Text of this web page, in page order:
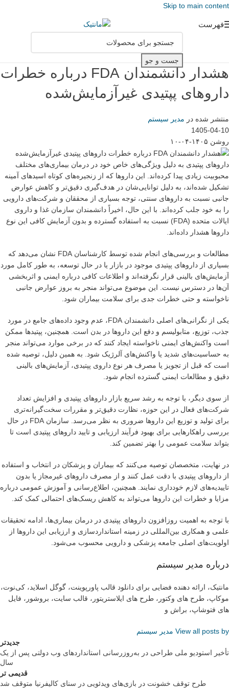
Skip to main content
فهرست
جست و جو
هشدار دانشمندان FDA درباره خطرات
داروهای پپتیدی غیرآزمایش‌شده
منتشر شده در مدیر سیستم
1405-04-10
روشن ۱۴۰۵-۰۴-۱۰
داروهای پپتیدی به دلیل ویژگی‌های خاص خود در درمان بیماری‌های مختلف
محبوبیت زیادی پیدا کرده‌اند. این داروها که از زنجیره‌های کوتاه اسیدهای آمینه
تشکیل شده‌اند، به دلیل توانایی‌شان در هدف‌گیری دقیق‌تر و کاهش عوارض
جانبی نسبت به داروهای سنتی، توجه بسیاری از محققان و شرکت‌های دارویی
را به خود جلب کرده‌اند. با این حال، اخیراً دانشمندان سازمان غذا و داروی
ایالات متحده (FDA) نسبت به استفاده گسترده و بدون آزمایش کافی این نوع
داروها هشدار داده‌اند.
مطالعات و بررسی‌های انجام شده توسط کارشناسان FDA نشان می‌دهد که
بسیاری از داروهای پپتیدی موجود در بازار یا در حال توسعه، به طور کامل مورد
آزمایش‌های بالینی قرار نگرفته‌اند و اطلاعات کافی درباره ایمنی و اثربخشی
آن‌ها در دسترس نیست. این موضوع می‌تواند منجر به بروز عوارض جانبی
ناخواسته و حتی خطرات جدی برای سلامت بیماران شود.
یکی از نگرانی‌های اصلی دانشمندان FDA، عدم وجود داده‌های جامع در مورد
جذب، توزیع، متابولیسم و دفع این داروها در بدن است. همچنین، پپتیدها ممکن
است واکنش‌های ایمنی ناخواسته ایجاد کنند که در برخی موارد می‌تواند منجر
به حساسیت‌های شدید یا واکنش‌های آلرژیک شود. به همین دلیل، توصیه شده
است که قبل از تجویز یا مصرف هر نوع داروی پپتیدی، آزمایش‌های بالینی
دقیق و مطالعات ایمنی گسترده انجام شود.
از سوی دیگر، با توجه به رشد سریع بازار داروهای پپتیدی و افزایش تعداد
شرکت‌های فعال در این حوزه، نظارت دقیق‌تر و مقررات سخت‌گیرانه‌تری
برای تولید و توزیع این داروها ضروری به نظر می‌رسد. سازمان FDA در حال
بررسی راهکارهایی برای بهبود فرآیند ارزیابی و تایید داروهای پپتیدی است تا
بتواند سلامت عمومی را بهتر تضمین کند.
در نهایت، متخصصان توصیه می‌کنند که بیماران و پزشکان در انتخاب و استفاده
از داروهای پپتیدی با دقت عمل کنند و از مصرف داروهای غیرمجاز یا بدون
تاییدیه‌های لازم خودداری نمایند. همچنین، اطلاع‌رسانی و آموزش عمومی درباره
مزایا و خطرات این داروها می‌تواند به کاهش ریسک‌های احتمالی کمک کند.
با توجه به اهمیت روزافزون داروهای پپتیدی در درمان بیماری‌ها، ادامه تحقیقات
علمی و همکاری بین‌المللی در زمینه استانداردسازی و ارزیابی این داروها از
اولویت‌های اصلی جامعه پزشکی و دارویی محسوب می‌شود.
درباره مدیر سیستم
مانتیک، ارائه دهنده فضایی برای دانلود قالب پاورپوینت، گوگل اسلاید، کی‌نوت،
موکاپ، طرح های وکتور، طرح های ایلاستریتور، قالب سایت، بروشور، فایل
های فتوشاپ، براش و
View all posts by مدیر سیستم
جدیدتر
تأخیر استودیو ملی طراحی در به‌روزرسانی استانداردهای وب دولتی پس از یک
سال
قدیمی تر
طرح توقف خشونت در بازی‌های ویدئویی در سنای کالیفرنیا متوقف شد